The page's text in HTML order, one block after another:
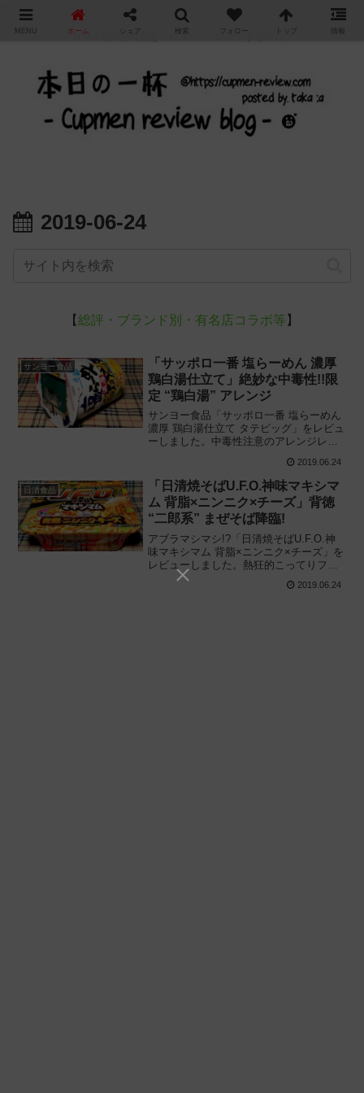
カップ麺の新商品をレビュー / アレンジするブログ
2019-06-24
【総評・ブランド別・有名店コラボ等 】
サンヨー食品
「サッポロ一番 塩らーめん 濃厚
鶏白湯仕立て」絶妙な中毒性!!限
定 “鶏白湯” アレンジ
サンヨー食品「サッポロ一番 塩らーめん
濃厚 鶏白湯仕立て タテビッグ」をレビュ
ーしました。中毒性注意のアレンジレシ
仕立てたカップ麺だけの変わり種を解
説、実際に食べてみた感想と評価です。
2019.06.24
日清食品
「日清焼そばU.F.O.神味マキシマ
ム 背脂×ニンニク×チーズ」背徳
“二郎系” まぜそば降臨!
アブラマシマシ!?「日清焼そばU.F.O.神
味マキシマム 背脂×ニンニク×チーズ」を
レビューしました。熱狂的こってりファ
ンに捧ぐ背徳の味! あとがけ背脂と粉チー
ズが特徴的な “二郎系” カップ麺を解説、
2019.06.24
MENU ホーム シェア 検索 フォロー トップ 情報